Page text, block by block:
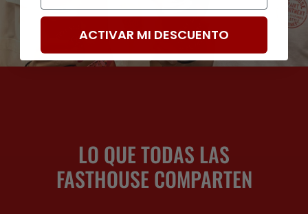
LO QUE TODAS LAS
FASTHOUSE COMPARTEN
ACTIVAR MI DESCUENTO